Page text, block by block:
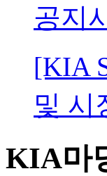
공지
[KIA
및 시
KIA마